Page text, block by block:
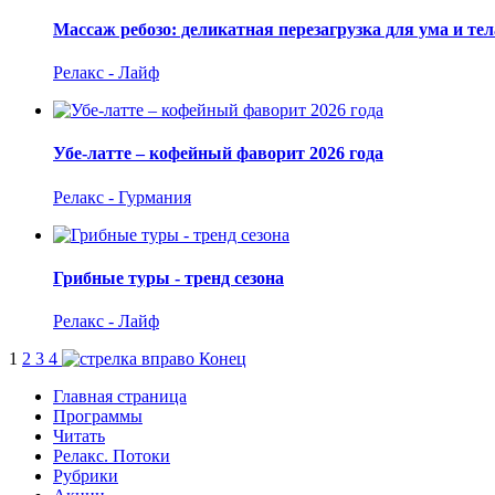
Массаж ребозо: деликатная перезагрузка для ума и
Релакс - Лайф
Убе-латте – кофейный фаворит 2026 года
Релакс - Гурмания
Грибные туры - тренд сезона
Релакс - Лайф
1 2 3 4
Конец
Главная страница
Программы
Читать
Релакс. Потоки
Рубрики